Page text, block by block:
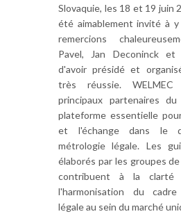
Slovaquie, les 18 et 19 juin
été aimablement invité à y
remercions
Pavel, Jan Deconinck et
d'avoir présidé et
très réussie.
principaux partenaires
plateforme essentielle
et l'échange dans le
métrologie légale. Les
élaborés par les groupes
contribuent à la clarté
l'harmonisation du
légale au sein du marché